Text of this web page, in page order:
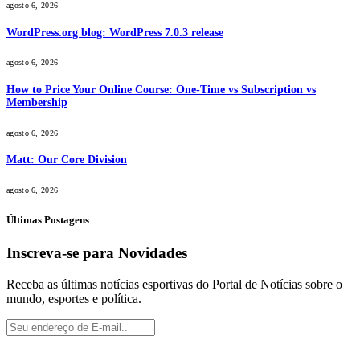
agosto 6, 2026
WordPress.org blog: WordPress 7.0.3 release
agosto 6, 2026
How to Price Your Online Course: One-Time vs Subscription vs
Membership
agosto 6, 2026
Matt: Our Core Division
agosto 6, 2026
Últimas Postagens
Inscreva-se para Novidades
Receba as últimas notícias esportivas do Portal de Notícias sobre o
mundo, esportes e política.